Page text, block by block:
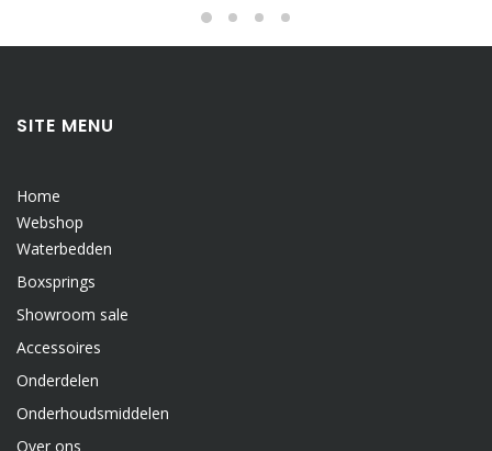
SITE MENU
Home
Webshop
Waterbedden
Boxsprings
Showroom sale
Accessoires
Onderdelen
Onderhoudsmiddelen
Over ons